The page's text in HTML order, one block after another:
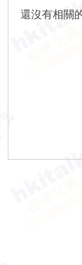
還沒有相關